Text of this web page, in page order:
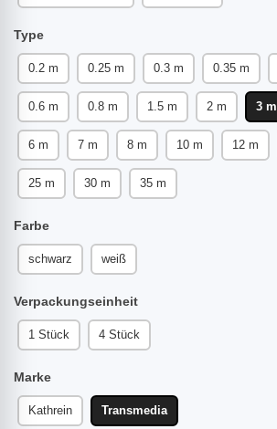
Type
0.2 m 0.25 m 0.3 m 0.35 m
0.6 m 0.8 m 1.5 m 2 m 3 m
6 m 7 m 8 m 10 m 12 m
25 m 30 m 35 m
Farbe
schwarz weiß
Verpackungseinheit
1 Stück 4 Stück
Marke
Kathrein Transmedia